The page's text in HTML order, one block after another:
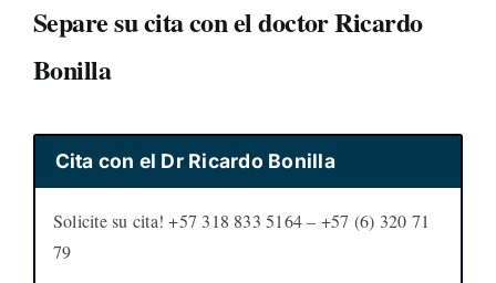
Separe su cita con el doctor Ricardo
Bonilla
Cita con el Dr Ricardo Bonilla
Solicite su cita! +57 318 833 5164 – +57 (6) 320 71
79